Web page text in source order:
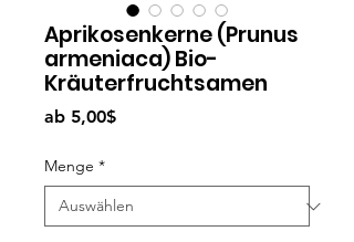
Aprikosenkerne (Prunus
armeniaca) Bio-
Kräuterfruchtsamen
ab 5,00$Sale-
Menge *